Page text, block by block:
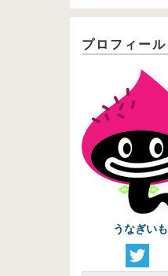
プロフィール
うなぎいも